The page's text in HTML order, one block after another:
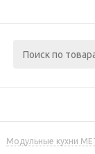
Модульные кухни